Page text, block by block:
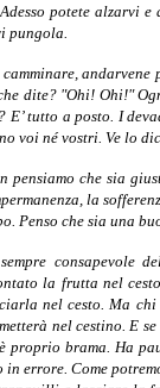
potete alzarvi
pungola.
dite? "Ohi! Ohi!"
tutto a posto. I
voi né vostri. Ve lo
pensiamo che sia
la
Penso che sia una
consapevole
la frutta nel
nel cesto. Ma
nel cestino. E
proprio brama. Ha
errore. Come